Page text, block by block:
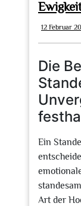
12 Februar
Die
Ein
Art der